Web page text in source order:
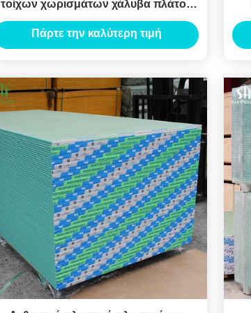
τοίχων χωρισμάτων χάλυβα πλάτος
καρίνων
Πάρτε την καλύτερη τιμή